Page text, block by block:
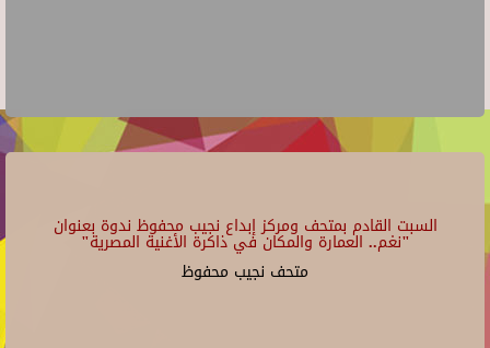
السبت القادم بمتحف ومركز إبداع نجيب محفوظ ندوة بعنوان
"نغم.. العمارة والمكان في ذاكرة الأغنية المصرية"
متحف نجيب محفوظ